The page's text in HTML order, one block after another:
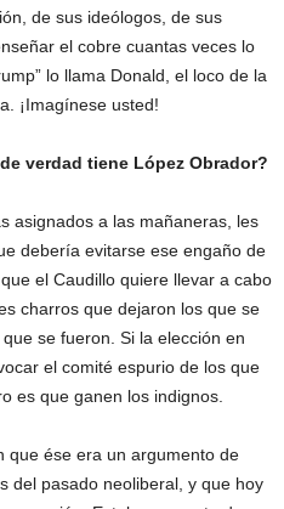
de sus ideólogos, de sus
el cobre cuantas veces lo
lo llama Donald, el loco de la
¡Imagínese usted!
verdad tiene López Obrador?
asignados a las mañaneras, les
debería evitarse ese engaño de
el Caudillo quiere llevar a cabo
charros que dejaron los que se
se fueron. Si la elección en
el comité espurio de los que
es que ganen los indignos.
que ése era un argumento de
del pasado neoliberal, y que hoy